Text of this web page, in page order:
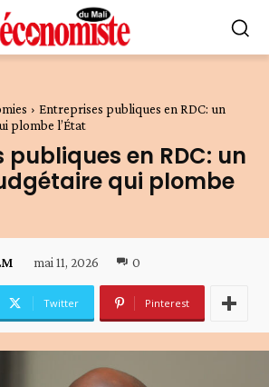
Entreprises publiques en RDC: un
plombe l’État
publiques en RDC: un
qui plombe
mai 11, 2026 0
Twitter Pinterest